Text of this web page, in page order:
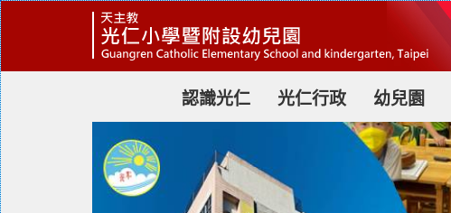
認識光仁 光仁行政 幼兒園